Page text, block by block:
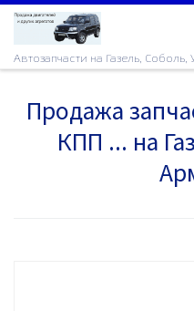
Skip to content
Автозапчасти на Газель,
Продажа
КПП ... на